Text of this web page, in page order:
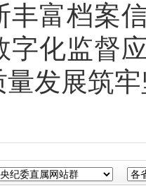
丰富档案
字化监督
量发展筑